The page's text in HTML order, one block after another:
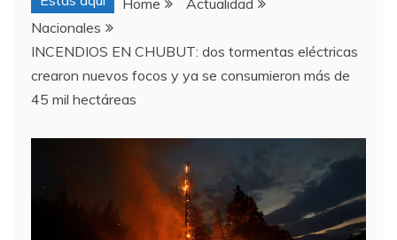
Home
Actualidad
Nacionales
INCENDIOS EN CHUBUT: dos tormentas eléctricas
crearon nuevos focos y ya se consumieron más de
45 mil hectáreas